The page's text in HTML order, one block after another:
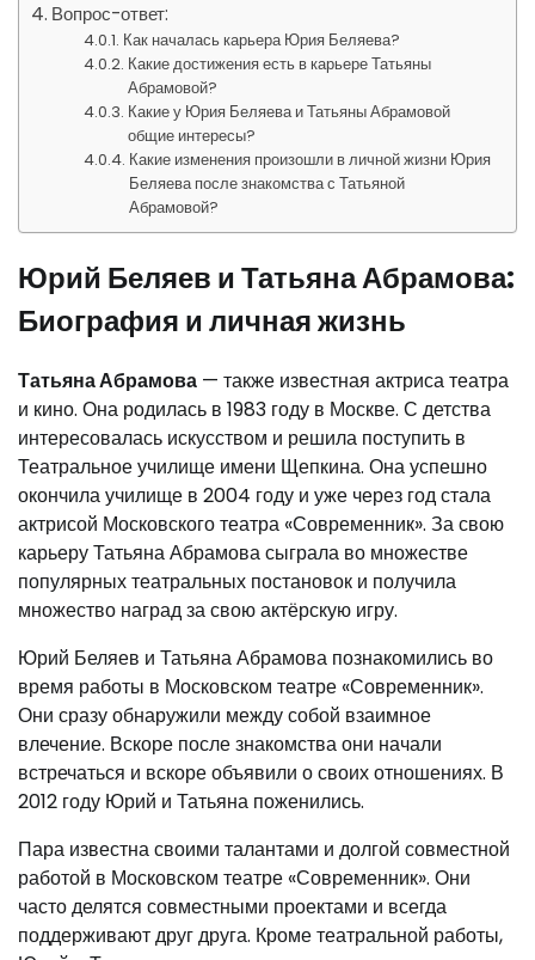
Вопрос-ответ:
Как началась карьера Юрия Беляева?
Какие достижения есть в карьере Татьяны
Абрамовой?
Какие у Юрия Беляева и Татьяны Абрамовой
общие интересы?
Какие изменения произошли в личной жизни Юрия
Беляева после знакомства с Татьяной
Абрамовой?
Юрий Беляев и Татьяна Абрамова:
Биография и личная жизнь
Татьяна Абрамова — также известная актриса театра
и кино. Она родилась в 1983 году в Москве. С детства
интересовалась искусством и решила поступить в
Театральное училище имени Щепкина. Она успешно
окончила училище в 2004 году и уже через год стала
актрисой Московского театра «Современник». За свою
карьеру Татьяна Абрамова сыграла во множестве
популярных театральных постановок и получила
множество наград за свою актёрскую игру.
Юрий Беляев и Татьяна Абрамова познакомились во
время работы в Московском театре «Современник».
Они сразу обнаружили между собой взаимное
влечение. Вскоре после знакомства они начали
встречаться и вскоре объявили о своих отношениях. В
2012 году Юрий и Татьяна поженились.
Пара известна своими талантами и долгой совместной
работой в Московском театре «Современник». Они
часто делятся совместными проектами и всегда
поддерживают друг друга. Кроме театральной работы,